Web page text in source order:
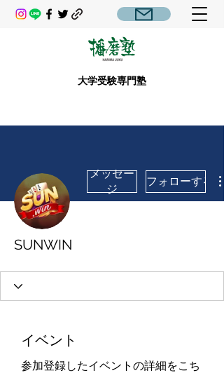
大学受験専門塾
メッセー
ジ
フォローする
SUNWIN
イベント
参加登録したイベントの詳細をこち